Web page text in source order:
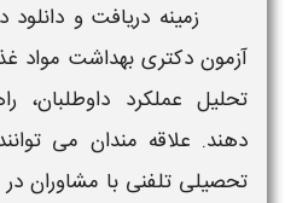
زمینه دریافت و دانلود
آزمون دکتری بهداشت مواد
تحلیل عملکرد داوطلبان،
دهند. علاقه مندان می
تحصیلی تلفنی با مشاوران